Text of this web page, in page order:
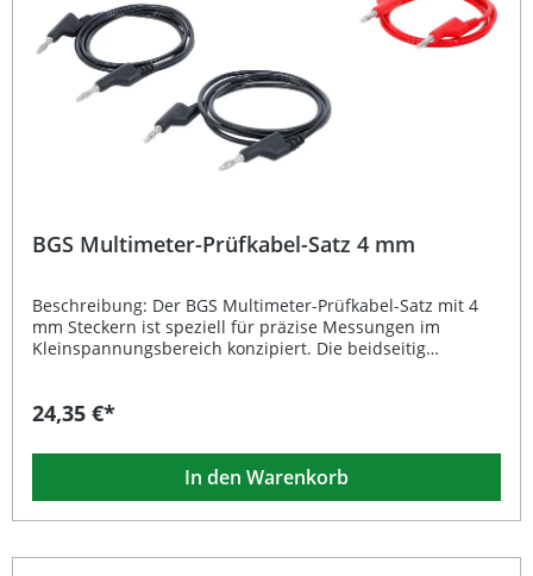
Lieferumfang: 1 x Messgreifer rot 1 x Messgreifer schwarz
BGS Multimeter-Prüfkabel-Satz 4 mm
Beschreibung: Der BGS Multimeter-Prüfkabel-Satz mit 4
mm Steckern ist speziell für präzise Messungen im
Kleinspannungsbereich konzipiert. Die beidseitig
hochwertige Verarbeitung wird eine zuverlässige
langen Kabel ausreichend Bewegungsfreiheit bieten. Ideal
für Messungen im Kleinspannungsbereich Beidseitig mit
4 mm stapelbaren Steckern Hochwertige, robuste
Messleitungen Länge 1000 mm für mehr Flexibilität
Messkabel (rot) 2 Messkabel (schwarz)
24,35 €*
In den Warenkorb